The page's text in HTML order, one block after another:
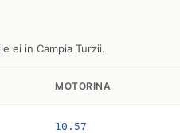
ei in Campia Turzii.
MOTORINA
10.57